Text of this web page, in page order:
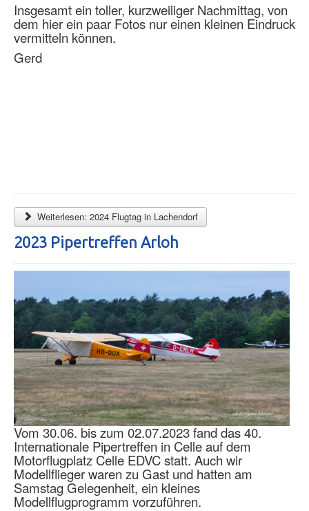
Insgesamt ein toller, kurzweiliger Nachmittag, von
dem hier ein paar Fotos nur einen kleinen Eindruck
vermitteln können.
Gerd
Weiterlesen: 2024 Flugtag in Lachendorf
2023 Pipertreffen Arloh
Vom 30.06. bis zum 02.07.2023 fand das 40.
Internationale Pipertreffen in Celle auf dem
Motorflugplatz Celle EDVC statt. Auch wir
Modellflieger waren zu Gast und hatten am
Samstag Gelegenheit, ein kleines
Modellflugprogramm vorzuführen.